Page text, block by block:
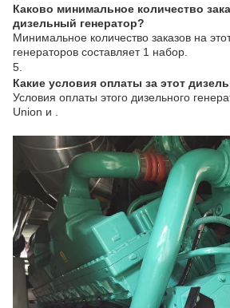
Каково минимальное количество
дизельный генератор?
Минимальное количество заказов на
генераторов составляет 1 набор.
5.
Какие условия оплаты за этот
Условия оплаты этого дизельного
Union и .